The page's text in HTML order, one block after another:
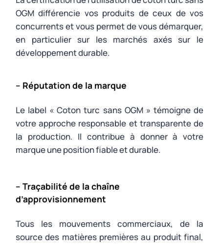
OGM différencie vos produits de ceux de vos
concurrents et vous permet de vous démarquer,
en particulier sur les marchés axés sur le
développement durable.
– Réputation de la marque
Le label « Coton turc sans OGM » témoigne de
votre approche responsable et transparente de
la production. Il contribue à donner à votre
marque une position fiable et durable.
– Traçabilité de la chaîne
d’approvisionnement
Tous les mouvements commerciaux, de la
source des matières premières au produit final,